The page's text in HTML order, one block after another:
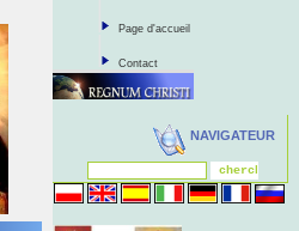
Page d'accueil
Contact
NAVIGATEUR